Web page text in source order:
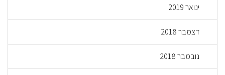
ינואר 2019
דצמבר 2018
נובמבר 2018